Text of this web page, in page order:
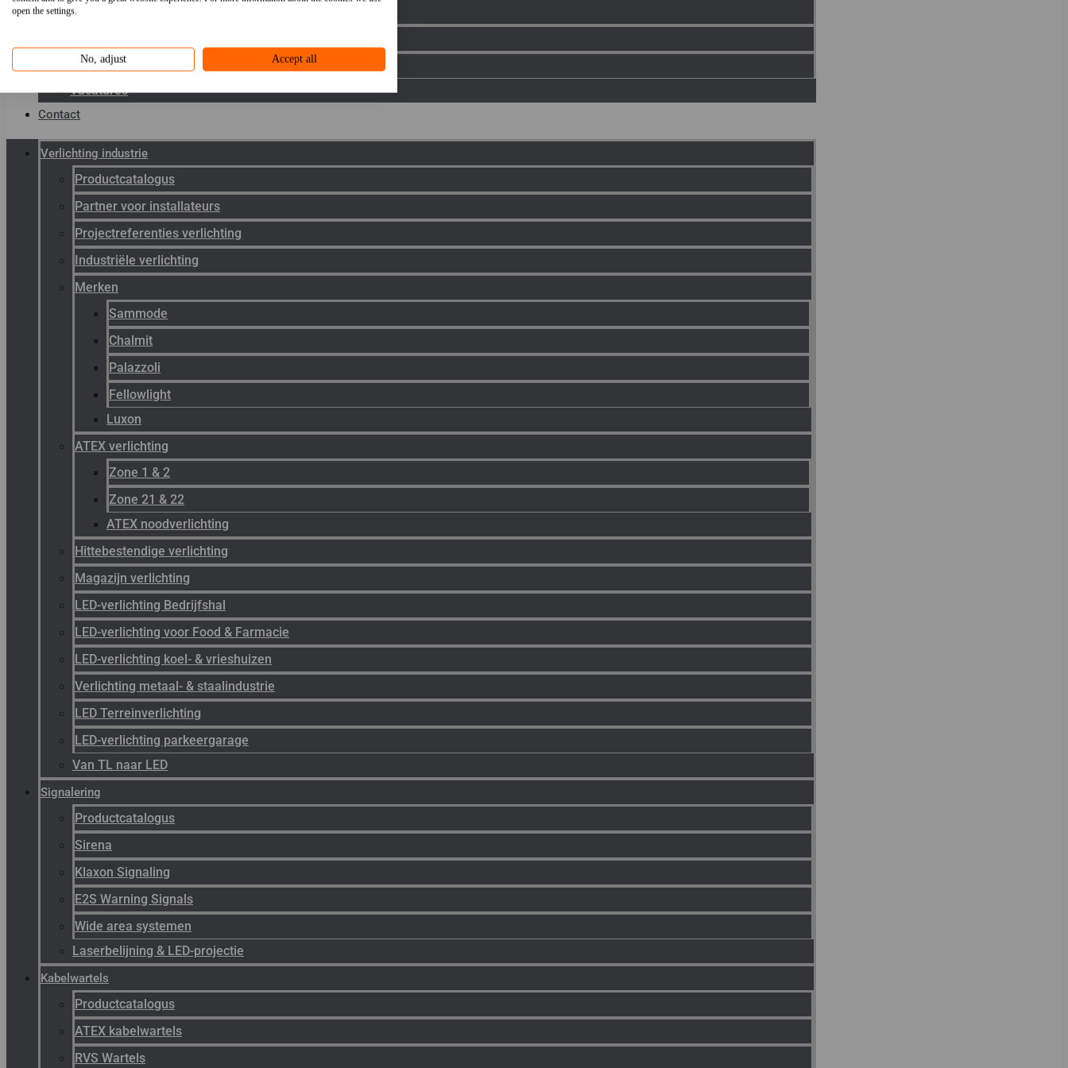
open the settings.
No, adjust Accept all
Toepassingen
Werken bij Gunneman
Vacatures
Contact
Verlichting industrie
Productcatalogus
Partner voor installateurs
Projectreferenties verlichting
Industriële verlichting
Merken
Sammode
Chalmit
Palazzoli
Fellowlight
Luxon
ATEX verlichting
Zone 1 & 2
Zone 21 & 22
ATEX noodverlichting
Hittebestendige verlichting
Magazijn verlichting
LED-verlichting Bedrijfshal
LED-verlichting voor Food & Farmacie
LED-verlichting koel- & vrieshuizen
Verlichting metaal- & staalindustrie
LED Terreinverlichting
LED-verlichting parkeergarage
Van TL naar LED
Signalering
Productcatalogus
Sirena
Klaxon Signaling
E2S Warning Signals
Wide area systemen
Laserbelijning & LED-projectie
Kabelwartels
Productcatalogus
ATEX kabelwartels
RVS Wartels